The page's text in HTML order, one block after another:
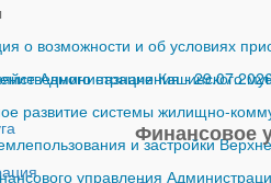
о возможности и об условиях
назначения-
Администрации Кашинского
развитие системы жилищно-
и застройки
управления
Финансовое